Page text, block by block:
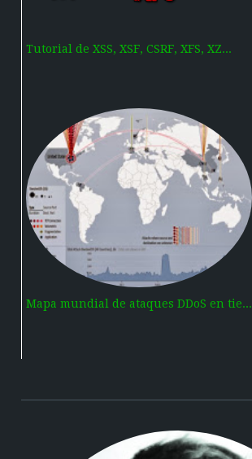
Tutorial de XSS, XSF, CSRF, XFS, XZ...
Mapa mundial de ataques DDoS en tie...